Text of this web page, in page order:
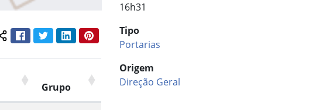
Compartilhar conteúdo:
FacebookTwitterLinkedInPinterest
Grupo
16h31
Tipo
Portarias
Origem
Direção Geral